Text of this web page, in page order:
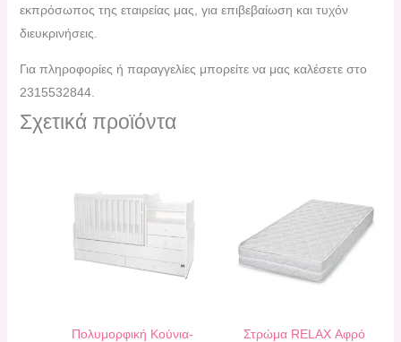
εκπρόσωπος της εταιρείας μας, για επιβεβαίωση και τυχόν
διευκρινήσεις.
Για πληροφορίες ή παραγγελίες μπορείτε να μας καλέσετε στο
2315532844.
Σχετικά προϊόντα
Πολυμορφική Κούνια-
Στρώμα RELAX Αφρό